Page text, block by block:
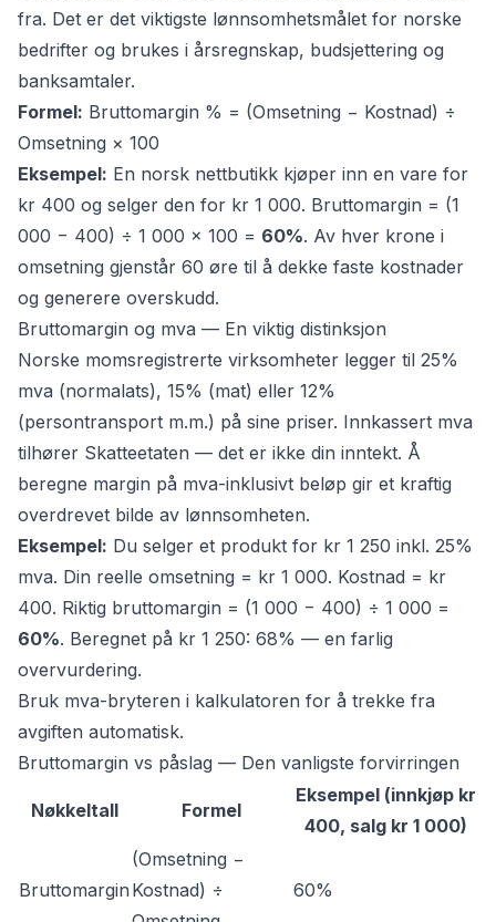
fra. Det er det viktigste lønnsomhetsmålet for norske
bedrifter og brukes i årsregnskap, budsjettering og
banksamtaler.
Formel: Bruttomargin % = (Omsetning − Kostnad) ÷
Omsetning × 100
Eksempel: En norsk nettbutikk kjøper inn en vare for
kr 400 og selger den for kr 1 000. Bruttomargin = (1
000 − 400) ÷ 1 000 × 100 = 60%. Av hver krone i
omsetning gjenstår 60 øre til å dekke faste kostnader
og generere overskudd.
Bruttomargin og mva — En viktig distinksjon
Norske momsregistrerte virksomheter legger til 25%
mva (normalats), 15% (mat) eller 12%
(persontransport m.m.) på sine priser. Innkassert mva
tilhører Skatteetaten — det er ikke din inntekt. Å
beregne margin på mva-inklusivt beløp gir et kraftig
overdrevet bilde av lønnsomheten.
Eksempel: Du selger et produkt for kr 1 250 inkl. 25%
mva. Din reelle omsetning = kr 1 000. Kostnad = kr
400. Riktig bruttomargin = (1 000 − 400) ÷ 1 000 =
60%. Beregnet på kr 1 250: 68% — en farlig
overvurdering.
Bruk mva-bryteren i kalkulatoren for å trekke fra
avgiften automatisk.
Bruttomargin vs påslag — Den vanligste forvirringen
Nøkkeltall Formel
Eksempel (innkjøp kr
400, salg kr 1 000)
Bruttomargin
(Omsetning −
Kostnad) ÷
60%